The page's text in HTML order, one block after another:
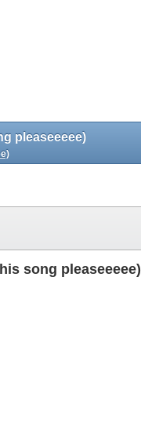
pleaseeeee)
song pleaseeeee)